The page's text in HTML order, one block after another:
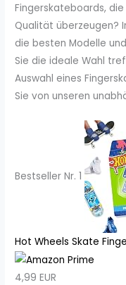
Fingerskateboards,
Qualität überzeugen?
die besten Modelle
Sie die ideale Wahl
Auswahl eines
Sie von unseren
Bestseller Nr. 1
Hot Wheels Skate
4,99 EUR